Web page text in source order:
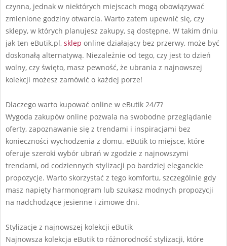
czynna, jednak w niektórych miejscach mogą obowiązywać
zmienione godziny otwarcia. Warto zatem upewnić się, czy
sklepy, w których planujesz zakupy, są dostępne. W takim dniu
jak ten eButik.pl, sklep online działający bez przerwy, może być
doskonałą alternatywą. Niezależnie od tego, czy jest to dzień
wolny, czy święto, masz pewność, że ubrania z najnowszej
kolekcji możesz zamówić o każdej porze!
Dlaczego warto kupować online w eButik 24/7?
Wygoda zakupów online pozwala na swobodne przeglądanie
oferty, zapoznawanie się z trendami i inspiracjami bez
konieczności wychodzenia z domu. eButik to miejsce, które
oferuje szeroki wybór ubrań w zgodzie z najnowszymi
trendami, od codziennych stylizacji po bardziej eleganckie
propozycje. Warto skorzystać z tego komfortu, szczególnie gdy
masz napięty harmonogram lub szukasz modnych propozycji
na nadchodzące jesienne i zimowe dni.
Stylizacje z najnowszej kolekcji eButik
Najnowsza kolekcja eButik to różnorodność stylizacji, które